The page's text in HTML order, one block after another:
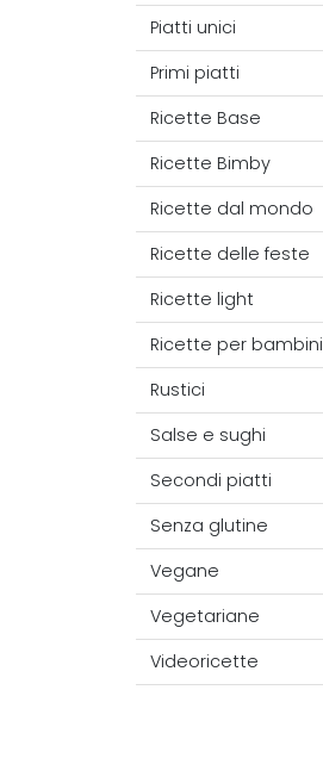
Piatti unici
Primi piatti
Ricette Base
Ricette Bimby
Ricette dal mondo
Ricette delle feste
Ricette light
Ricette per bambini
Rustici
Salse e sughi
Secondi piatti
Senza glutine
Vegane
Vegetariane
Videoricette